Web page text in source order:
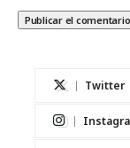
Twitter